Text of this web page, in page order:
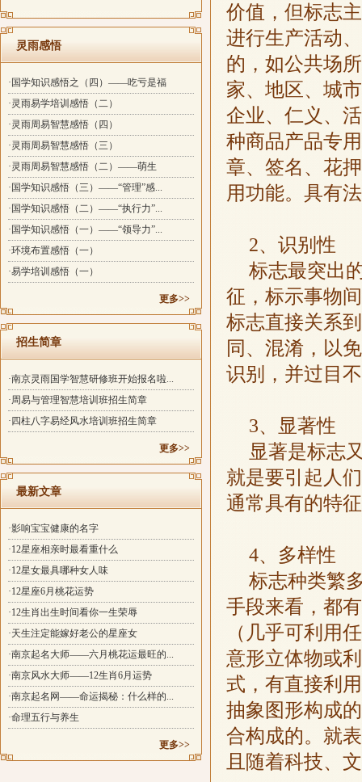
灵雨感悟
·国学知识感悟之（四）——吃亏是福
·灵雨易学培训感悟（二）
·灵雨周易智慧感悟（四）
·灵雨周易智慧感悟（三）
·灵雨周易智慧感悟（二）——萌生
·国学知识感悟（三）——“管理”感...
·国学知识感悟（二）——“执行力”...
·国学知识感悟（一）——“领导力”...
·环境布置感悟（一）
·易学培训感悟（一）
更多>>
招生简章
·南京灵雨国学智慧研修班开始报名啦...
·周易与管理智慧培训班招生简章
·四柱八字易经风水培训班招生简章
更多>>
最新文章
·影响宝宝健康的名字
·12星座相亲时最看重什么
·12星女最具哪种女人味
·12星座6月桃花运势
·12生肖出生时间看你一生荣辱
·天生注定能嫁好老公的星座女
·南京起名大师——六月桃花运最旺的...
·南京风水大师——12生肖6月运势
·南京起名网——命运揭秘：什么样的...
·命理五行与养生
更多>>
价值，但标志
进行生产活动
的，如公共场
家、地区、城
企业、仁义、
种商品产品专
章、签名、花
用功能。具有
2、识别性
标志最突出
征，标示事物
标志直接关系
同、混淆，以
识别，并过目
3、显著性
显著是标志
就是要引起人
通常具有的特
4、多样性
标志种类繁
手段来看，都
（几乎可利用
意形立体物或
式，有直接利
抽象图形构成
合构成的。就
且随着科技、